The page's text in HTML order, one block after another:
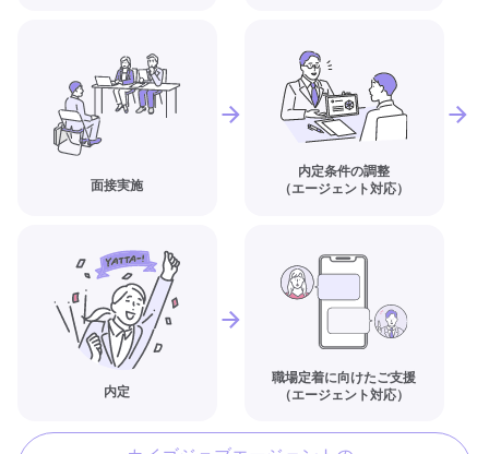
面接実施
内定条件の調整
（エージェント対応）
内定
職場定着に向けたご支援
（エージェント対応）